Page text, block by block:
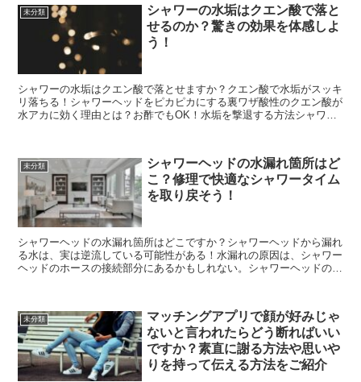
未分類
シャワーの水垢はクエン酸で落と
せるのか？驚きの効果を体感しよ
う！
シャワーの水垢はクエン酸で落とせますか？クエン酸で水垢がスッキ
リ落ちる！シャワーヘッドをピカピカにする裏ワザ酸性のクエン酸が
水アカに効く理由とは？お酢でもOK！水垢を撃退する方法シャワー
未分類
シャワーヘッドの水漏れ箇所はど
こ？修理で快適なシャワータイム
を取り戻そう！
シャワーヘッドの水漏れ箇所はどこですか？シャワーヘッドから漏れ
る水は、実は逆流している可能性がある！水漏れの原因は、シャワー
ヘッドのホースの接続部分にあるかもしれない。シャワーヘッドの水
未分類
マッチングアプリで顔が好みじゃ
ないと言われたらどう断ればいい
ですか？素直に謝る方法や思いや
りを持って伝える方法をご紹介